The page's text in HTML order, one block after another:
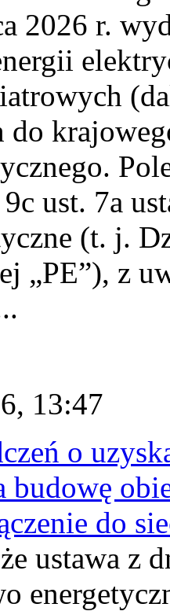
2026 r.
do
ust. 7a
(t. j.
„PE”), z
13:47
o
budowę
do
ustawa z